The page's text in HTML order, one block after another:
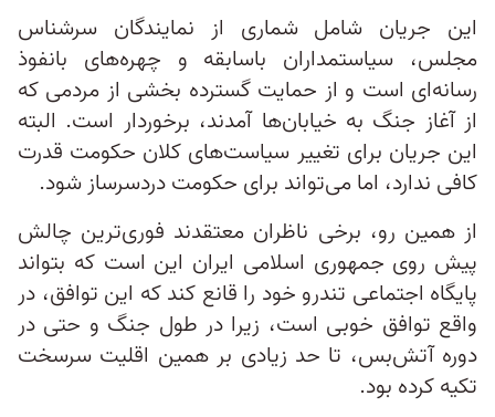
این جریان شامل شماری از نمایندگان سرشناس
مجلس، سیاستمداران باسابقه و چهره‌های بانفوذ
رسانه‌ای است و از حمایت گسترده بخشی از مردمی که
از آغاز جنگ به خیابان‌ها آمدند، برخوردار است. البته
این جریان برای تغییر سیاست‌های کلان حکومت قدرت
کافی ندارد، اما می‌تواند برای حکومت دردسرساز شود.
از همین رو، برخی ناظران معتقدند فوری‌ترین چالش
پیش روی جمهوری اسلامی ایران این است که بتواند
پایگاه اجتماعی تندرو خود را قانع کند که این توافق، در
واقع توافق خوبی است، زیرا در طول جنگ و حتی در
دوره آتش‌بس، تا حد زیادی بر همین اقلیت سرسخت
تکیه کرده بود.